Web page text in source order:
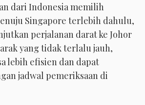
dari Indonesia memilih
Singapore terlebih dahulu,
perjalanan darat ke Johor
yang tidak terlalu jauh,
lebih efisien dan dapat
jadwal pemeriksaan di